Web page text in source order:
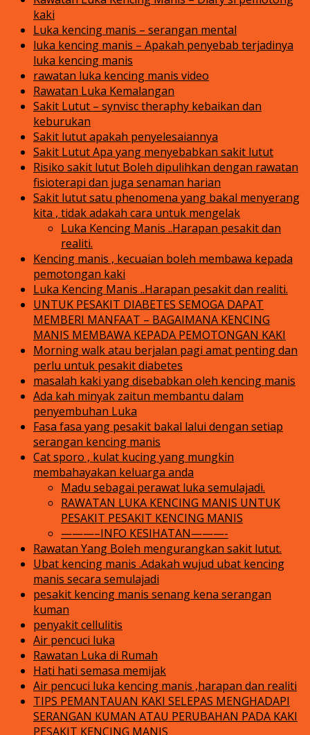
kaki
Luka kencing manis – serangan mental
luka kencing manis – Apakah penyebab terjadinya
luka kencing manis
rawatan luka kencing manis video
Rawatan Luka Kemalangan
Sakit Lutut – synvisc theraphy kebaikan dan
keburukan
Sakit lutut apakah penyelesaiannya
Sakit Lutut Apa yang menyebabkan sakit lutut
Risiko sakit lutut Boleh dipulihkan dengan rawatan
fisioterapi dan juga senaman harian
Sakit lutut satu phenomena yang bakal menyerang
kita , tidak adakah cara untuk mengelak
Luka Kencing Manis ..Harapan pesakit dan
realiti.
Kencing manis , kecuaian boleh membawa kepada
pemotongan kaki
Luka Kencing Manis ..Harapan pesakit dan realiti.
UNTUK PESAKIT DIABETES SEMOGA DAPAT
MEMBERI MANFAAT – BAGAIMANA KENCING
MANIS MEMBAWA KEPADA PEMOTONGAN KAKI
Morning walk atau berjalan pagi amat penting dan
perlu untuk pesakit diabetes
masalah kaki yang disebabkan oleh kencing manis
Ada kah minyak zaitun membantu dalam
penyembuhan Luka
Fasa fasa yang pesakit bakal lalui dengan setiap
serangan kencing manis
Cat sporo , kulat kucing yang mungkin
membahayakan keluarga anda
Madu sebagai perawat luka semulajadi.
RAWATAN LUKA KENCING MANIS UNTUK
PESAKIT PESAKIT KENCING MANIS
———–INFO KESIHATAN———-
Rawatan Yang Boleh mengurangkan sakit lutut.
Ubat kencing manis .Adakah wujud ubat kencing
manis secara semulajadi
pesakit kencing manis senang kena serangan
kuman
penyakit cellulitis
Air pencuci luka
Rawatan Luka di Rumah
Hati hati semasa memijak
Air pencuci luka kencing manis ,harapan dan realiti
TIPS PEMANTAUAN KAKI SELEPAS MENGHADAPI
SERANGAN KUMAN ATAU PERUBAHAN PADA KAKI
PESAKIT KENCING MANIS